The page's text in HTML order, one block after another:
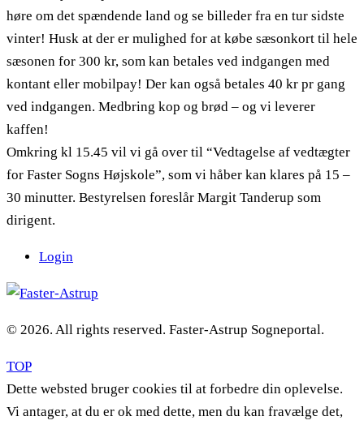
høre om det spændende land og se billeder fra en tur sidste
vinter! Husk at der er mulighed for at købe sæsonkort til hele
sæsonen for 300 kr, som kan betales ved indgangen med
kontant eller mobilpay! Der kan også betales 40 kr pr gang
ved indgangen. Medbring kop og brød – og vi leverer
kaffen!
Omkring kl 15.45 vil vi gå over til “Vedtagelse af vedtægter
for Faster Sogns Højskole”, som vi håber kan klares på 15 –
30 minutter. Bestyrelsen foreslår Margit Tanderup som
dirigent.
Login
© 2026. All rights reserved. Faster-Astrup Sogneportal.
TOP
Dette websted bruger cookies til at forbedre din oplevelse.
Vi antager, at du er ok med dette, men du kan fravælge det,